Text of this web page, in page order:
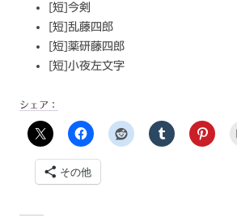
[短]今剣
[短]乱藤四郎
[短]薬研藤四郎
[短]小夜左文字
シェア：
その他